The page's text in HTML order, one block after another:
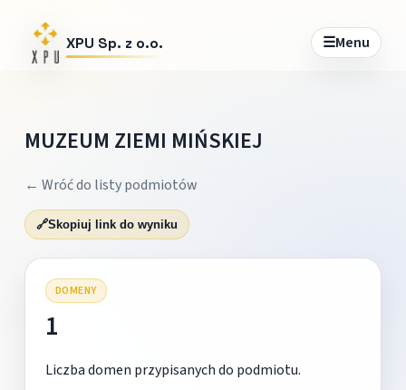
XPU Sp. z o.o. ☰Menu
MUZEUM ZIEMI MIŃSKIEJ
← Wróć do listy podmiotów
🔗Skopiuj link do wyniku
DOMENY
1
Liczba domen przypisanych do podmiotu.